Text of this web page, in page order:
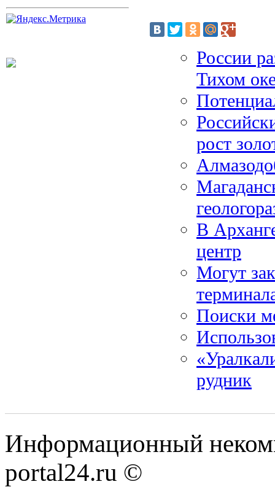
России
Тихом
рост
В
центр
Могут
Поиски
рудник
Информационный
portal24.ru ©